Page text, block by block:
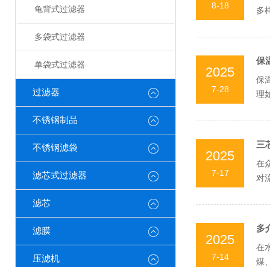
龟背式过滤器
多袋式过滤器
单袋式过滤器
过滤器
不锈钢制品
不锈钢滤袋
滤芯式过滤器
滤芯
滤膜
压滤机
8-18
多
2025
7-28
保
保
理
2025
7-17
三
在
对
2025
7-14
多
在
煤